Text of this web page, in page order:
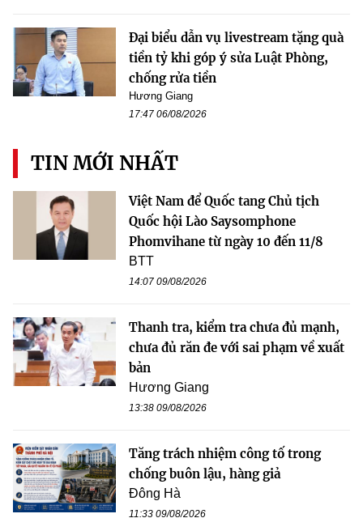
Đại biểu dẫn vụ livestream tặng quà
tiền tỷ khi góp ý sửa Luật Phòng,
chống rửa tiền
Hương Giang
17:47 06/08/2026
TIN MỚI NHẤT
Việt Nam để Quốc tang Chủ tịch
Quốc hội Lào Saysomphone
Phomvihane từ ngày 10 đến 11/8
BTT
14:07 09/08/2026
Thanh tra, kiểm tra chưa đủ mạnh,
chưa đủ răn đe với sai phạm về xuất
bản
Hương Giang
13:38 09/08/2026
Tăng trách nhiệm công tố trong
chống buôn lậu, hàng giả
Đông Hà
11:33 09/08/2026